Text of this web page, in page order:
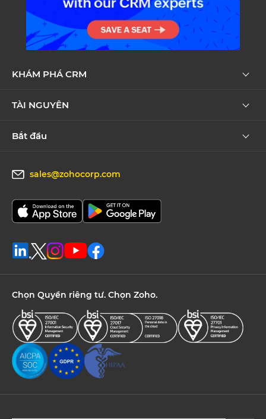
KHÁM PHÁ CRM
TÀI NGUYÊN
Bắt đầu
sales@zohocorp.com
Chọn Quyền riêng tư. Chọn Zoho.